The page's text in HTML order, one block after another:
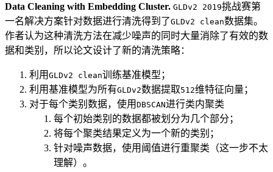
Data Cleaning with Embedding Cluster. GLDv2 2019挑战赛第
一名解决方案针对数据进行清洗得到了GLDv2 clean数据集。
作者认为这种清洗方法在减少噪声的同时大量消除了有效的数
据和类别，所以论文设计了新的清洗策略：
利用 GLDv2 clean训练基准模型；
利用基准模型为所有GLDv2数据提取512维特征向量；
对于每个类别数据，使用 DBSCAN进行类内聚类
每个初始类别的数据都被划分为几个部分；
将每个聚类结果定义为一个新的类别；
针对噪声数据，使用阈值进行重聚类（这一步不太
理解）。